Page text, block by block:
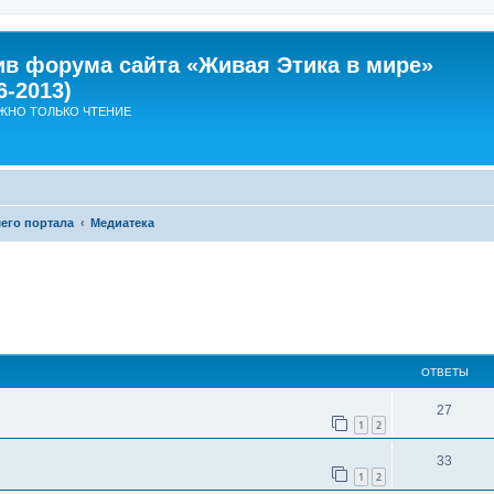
форума сайта «Живая Этика в мире»
2013)
ТОЛЬКО ЧТЕНИЕ
портала Медиатека
ОТВЕТЫ
1 2
27
т
1 2
33
т